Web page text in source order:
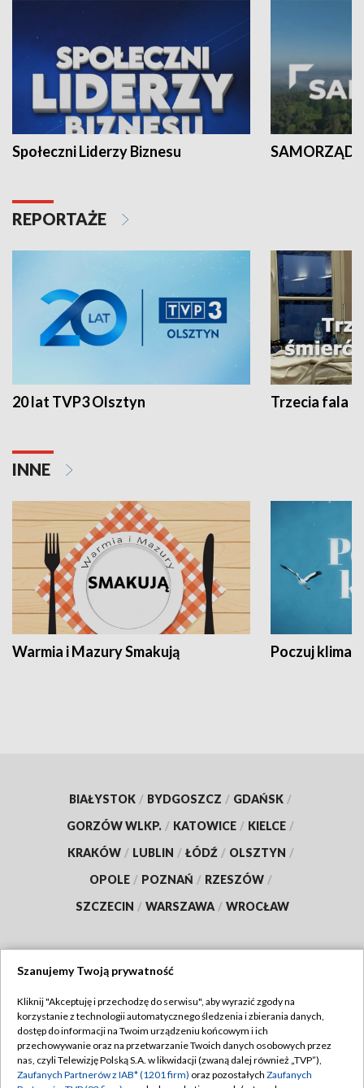
Społeczni Liderzy Biznesu SAMORZĄD
REPORTAŻE
20 lat TVP3 Olsztyn Trzecia fala -
INNE
Warmia i Mazury Smakują Poczuj klimat
BIAŁYSTOK / BYDGOSZCZ / GDAŃSK /
GORZÓW WLKP. / KATOWICE / KIELCE /
KRAKÓW / LUBLIN / ŁÓDŹ / OLSZTYN /
OPOLE / POZNAŃ / RZESZÓW /
SZCZECIN / WARSZAWA / WROCŁAW
TVP
Abonament TVP
Emisja w TVP
Regulamin TVP
Polityka prywatności
Szanujemy Twoją prywatność
Kliknij "Akceptuję i przechodzę do serwisu", aby wyrazić zgody na
korzystanie z technologii automatycznego śledzenia i zbierania danych,
dostęp do informacji na Twoim urządzeniu końcowym i ich
przechowywanie oraz na przetwarzanie Twoich danych osobowych przez
nas, czyli Telewizję Polską S.A. w likwidacji (zwaną dalej również „TVP”),
Zaufanych Partnerów z IAB* (1201 firm) oraz pozostałych Zaufanych